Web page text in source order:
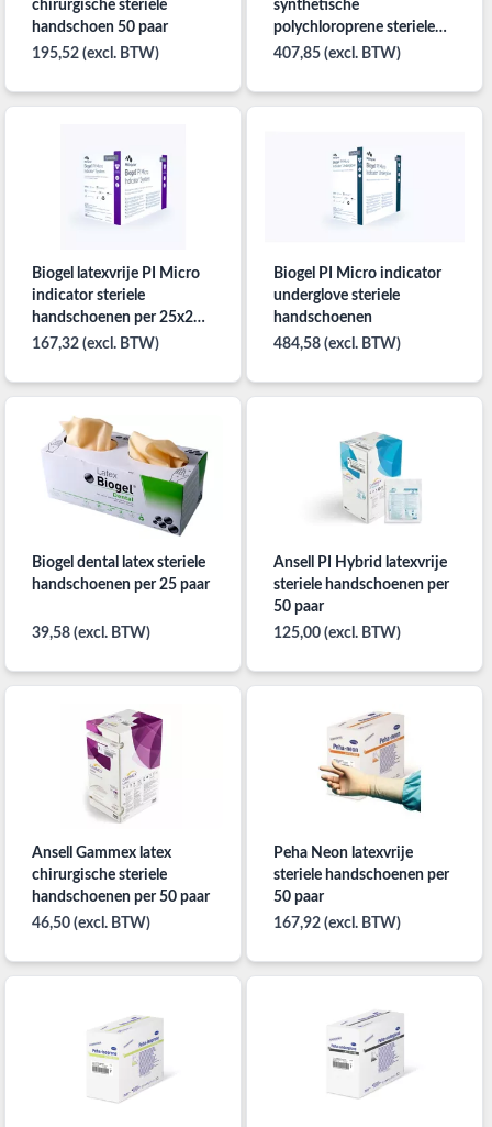
chirurgische steriele
handschoen 50 paar
195,52 (excl. BTW)
synthetische
polychloroprene steriele
handschoenen 50 paar
407,85 (excl. BTW)
Biogel latexvrije PI Micro
indicator steriele
handschoenen per 25x2
paar
167,32 (excl. BTW)
Biogel PI Micro indicator
underglove steriele
handschoenen
484,58 (excl. BTW)
Biogel dental latex steriele
handschoenen per 25 paar
39,58 (excl. BTW)
Ansell PI Hybrid latexvrije
steriele handschoenen per
50 paar
125,00 (excl. BTW)
Ansell Gammex latex
chirurgische steriele
handschoenen per 50 paar
46,50 (excl. BTW)
Peha Neon latexvrije
steriele handschoenen per
50 paar
167,92 (excl. BTW)